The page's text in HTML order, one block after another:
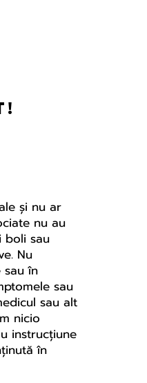
și nu ar
nu au
boli sau
Nu
în
sau
sau alt
nicio
instrucțiune
în